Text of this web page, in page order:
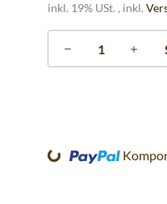
inkl. 19% USt. , inkl.
Loading...